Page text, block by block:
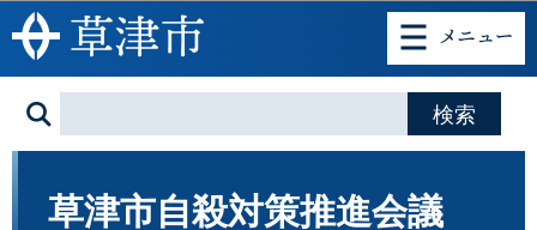
このページの本文へ移動
草津市自殺対策推進会議